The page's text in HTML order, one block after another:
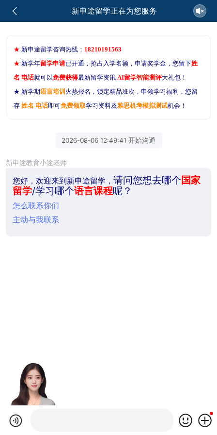
新申途留学正在为您服务
★ 新申途留学咨询热线： 18210191563
★ 新学年留学申请已开通，抢占入学名额，申请奖学金，您留下姓
名 电话就可以免费获得最新留学资讯 AI留学智能测评大礼包！
★ 新学期语言培训 火热报名，锁定精品班次，申领学习福利，您留
存姓名 电话即可免费领取学习资料及雅思机考模拟测试机会！
2026-08-06 12:49:41 开始沟通
新申途教育小途老师
您好，欢迎来到新申途留学， 请问您想去哪个国家
留学/学习哪个语言课程呢？
怎么联系你们
主动与我联系